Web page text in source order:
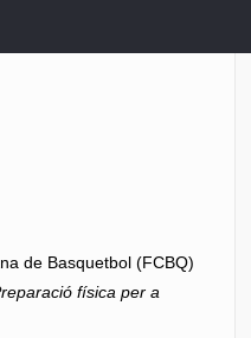
de Basquetbol (FCBQ)
física per a